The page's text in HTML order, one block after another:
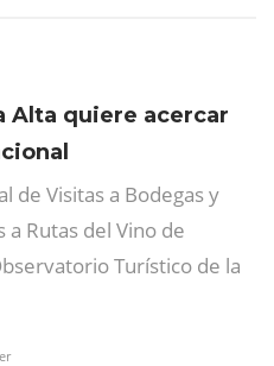
Alta quiere acercar
Visitas a Bodegas y
a Rutas del Vino de
Turístico de la